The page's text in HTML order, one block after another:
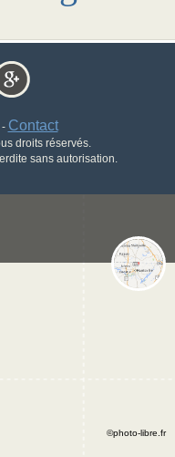
Contact
droits réservés.
sans autorisation.
©photo-libre.fr